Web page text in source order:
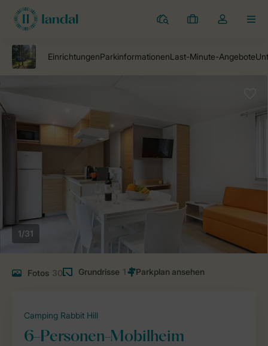
Campingplätze
Meine
Dropdown-
Kontos
1/31
Fotos 30 Grundrisse 1
Camping Rabbit Hill
6-Personen-Mobilheim